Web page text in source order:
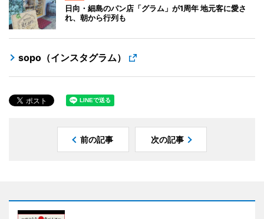
日向・細島のパン店「グラム」が1周年 地元客に愛さ
れ、朝から行列も
sopo（インスタグラム）
前の記事 次の記事